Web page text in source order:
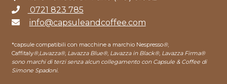
0721 823 785
info@capsuleandcoffee.com
*capsule compatibili con macchine a marchio Nespresso®,
Caffitaly®,Lavazza®, Lavazza Blue®, Lavazza in Black®, Lavazza Firma®
sono marchi di terzi senza alcun collegamento con Capsule & Coffee di
Simone Spadoni.